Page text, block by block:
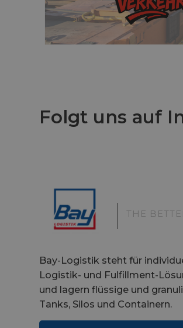
Folgt uns auf
| THE
Bay-Logistik steht für
Logistik- und Fulfillment-
und lagern flüssige und
Tanks, Silos und Containern.